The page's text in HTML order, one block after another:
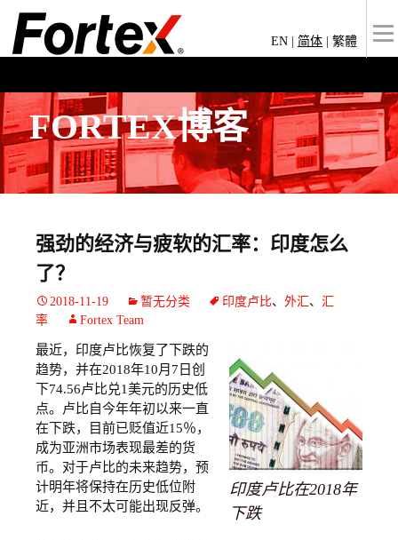
EN 简体 繁體
FORTEX博客
强劲的经济与疲软的汇率：印度怎么
了？
2018-11-19 暂无分类 印度卢比、 外汇 、 汇
率
Fortex Team
印度卢比在2018年
下跌
最近，印度卢比恢复了下跌的
趋势，并在2018年10月7日创
下74.56卢比兑1美元的历史低
点。卢比自今年年初以来一直
在下跌，目前已贬值近15％，
成为亚洲市场表现最差的货
币。对于卢比的未来趋势，预
计明年将保持在历史低位附
近，并且不太可能出现反弹。